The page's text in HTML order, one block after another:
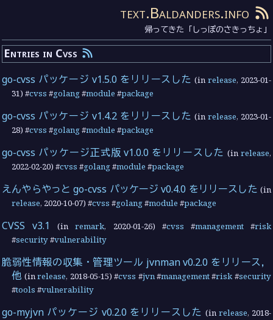
text.Baldanders.info
帰ってきた「しっぽのさきっちょ」
Entries in Cvss
go-cvss パッケージ v1.5.0 をリリースした (inrelease, 2023-01-
31) #cvss #golang#module #package
go-cvss パッケージ v1.4.2 をリリースした (inrelease, 2023-01-
28) #cvss #golang#module #package
go-cvss パッケージ正式版 v1.0.0 をリリースした (in release,
2022-02-20) #cvss #golang#module #package
えんやらやっと go-cvss パッケージ v0.4.0 をリリースした (in
release, 2020-10-07) #cvss #golang#module #package
CVSS v3.1 (inremark, 2020-01-26) #cvss #management#risk
#security#vulnerability
脆弱性情報の収集・管理ツール jvnman v0.2.0 をリリース，
他 (inrelease, 2018-05-15) #cvss #jvn#management#risk#security
#tools #vulnerability
go-myjvn パッケージ v0.2.0 をリリースした (in release, 2018-